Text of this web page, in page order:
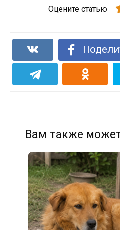
Оцените статью
Вам также